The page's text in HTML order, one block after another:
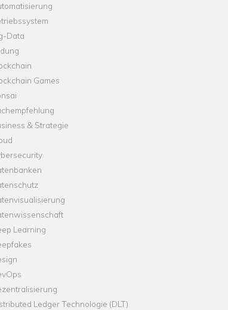
Data
Games
& Strategie
Learning
Ledger Technologie (DLT)